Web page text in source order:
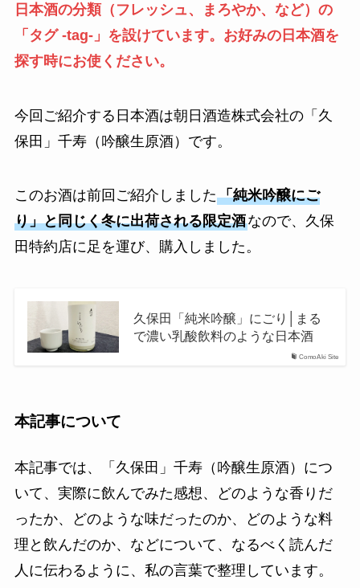
日本酒の分類（フレッシュ、まろやか、など）の
「タグ -tag-」を設けています。お好みの日本酒を
探す時にお使ください。
今回ご紹介する日本酒は朝日酒造株式会社の「久
保田」千寿（吟醸生原酒）です。
このお酒は前回ご紹介しました「純米吟醸にご
り」と同じく冬に出荷される限定酒なので、久保
田特約店に足を運び、購入しました。
ComoAki Site
久保田「純米吟醸」にごり│まる
で濃い乳酸飲料のような日本酒
本記事について
本記事では、「久保田」千寿（吟醸生原酒）につ
いて、実際に飲んでみた感想、どのような香りだ
ったか、どのような味だったのか、どのような料
理と飲んだのか、などについて、なるべく読んだ
人に伝わるように、私の言葉で整理しています。